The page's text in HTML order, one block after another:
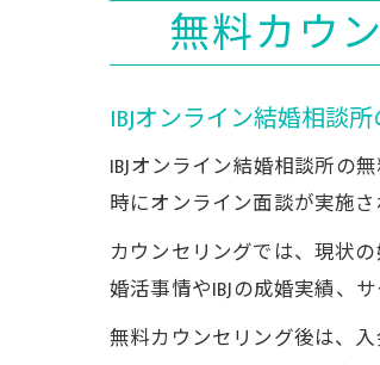
無料カウ
IBJオンライン結婚相談
IBJオンライン結婚相談所の
時にオンライン面談が実施
カウンセリングでは、現状
婚活事情やIBJの成婚実績、
無料カウンセリング後は、